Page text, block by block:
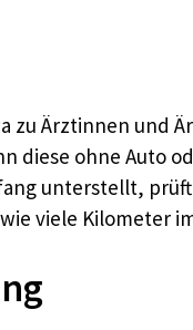
zu Ärztinnen und
diese ohne Auto
unterstellt,
viele Kilometer